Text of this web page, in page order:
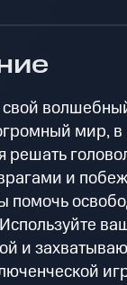
свой
мир, в
решать
и
помочь
и